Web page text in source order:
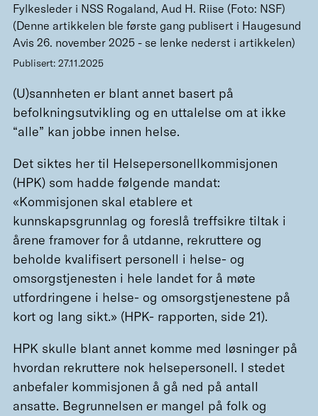
Fylkesleder i NSS Rogaland, Aud H. Riise (Foto: NSF)
(Denne artikkelen ble første gang publisert i Haugesund
Avis 26. november 2025 - se lenke nederst i artikkelen)
Publisert: 27.11.2025
(U)sannheten er blant annet basert på
befolkningsutvikling og en uttalelse om at ikke
“alle” kan jobbe innen helse.
Det siktes her til Helsepersonellkommisjonen
(HPK) som hadde følgende mandat:
«Kommisjonen skal etablere et
kunnskapsgrunnlag og foreslå treffsikre tiltak i
årene framover for å utdanne, rekruttere og
beholde kvalifisert personell i helse- og
omsorgstjenesten i hele landet for å møte
utfordringene i helse- og omsorgstjenestene på
kort og lang sikt.» (HPK- rapporten, side 21).
HPK skulle blant annet komme med løsninger på
hvordan rekruttere nok helsepersonell. I stedet
anbefaler kommisjonen å gå ned på antall
ansatte. Begrunnelsen er mangel på folk og